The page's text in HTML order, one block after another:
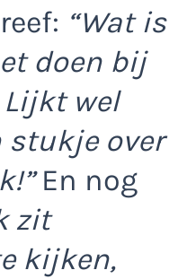
“Wat is
doen bij
wel
stukje over
En nog
zit
kijken,